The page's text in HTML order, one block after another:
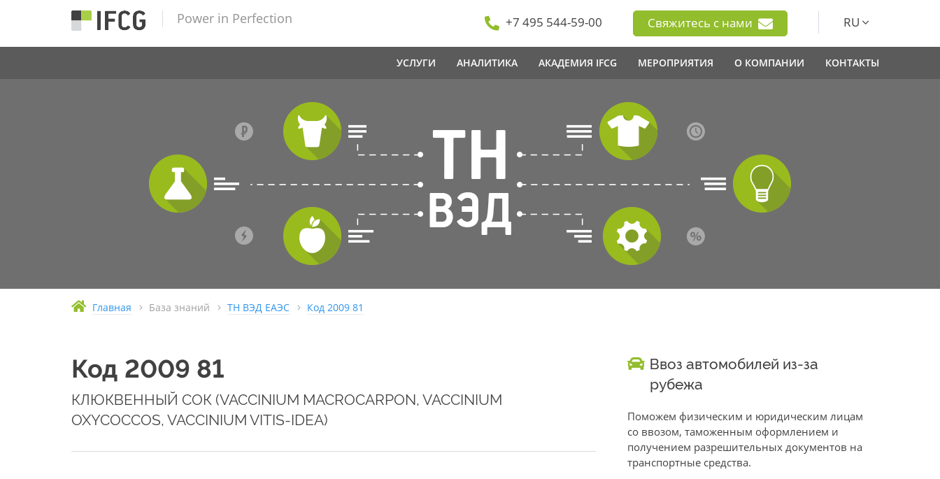
Power in Perfection +7 495 544-59-00 Свяжитесь с нами RU
УСЛУГИ АНАЛИТИКА АКАДЕМИЯ IFCG МЕРОПРИЯТИЯ О КОМПАНИИ КОНТАКТЫ
Главная База знаний ТН ВЭД ЕАЭС Код 2009 81
Код 2009 81
КЛЮКВЕННЫЙ СОК (VACCINIUM MACROCARPON, VACCINIUM
OXYCOCCOS, VACCINIUM VITIS-IDEA)
Ввоз автомобилей из-за
рубежа
Поможем физическим и юридическим лицам
со ввозом, таможенным оформлением и
получением разрешительных документов на
транспортные средства.